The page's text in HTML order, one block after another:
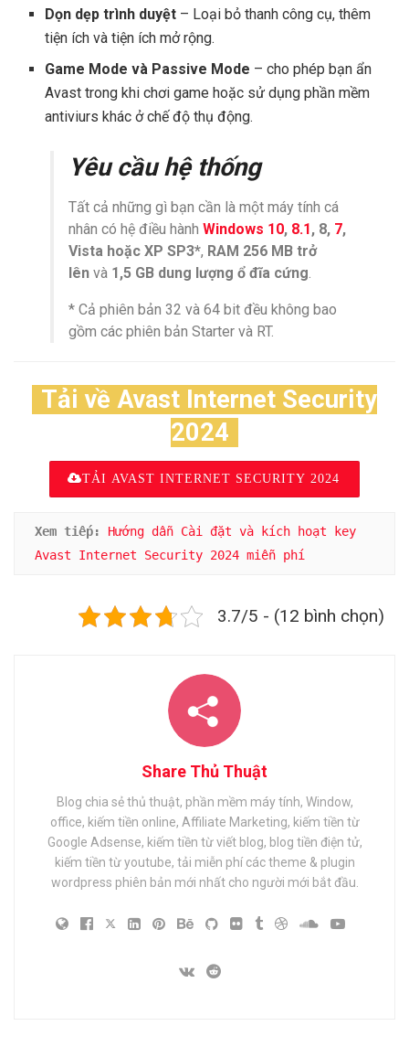
Dọn dẹp trình duyệt – Loại bỏ thanh công cụ, thêm
tiện ích và tiện ích mở rộng.
Game Mode và Passive Mode – cho phép bạn ẩn
Avast trong khi chơi game hoặc sử dụng phần mềm
antiviurs khác ở chế độ thụ động.
Yêu cầu hệ thống
Tất cả những gì bạn cần là một máy tính cá
nhân có hệ điều hành Windows 10, 8.1, 8, 7,
Vista hoặc XP SP3*, RAM 256 MB trở
lên và 1,5 GB dung lượng ổ đĩa cứng.
* Cả phiên bản 32 và 64 bit đều không bao
gồm các phiên bản Starter và RT.
Tải về Avast Internet Security
2024
TẢI AVAST INTERNET SECURITY 2024
Xem tiếp:
Hướng dẫn Cài đặt và kích hoạt key
Avast Internet Security 2024 miễn phí
3.7/5 - (12 bình chọn)
Share Thủ Thuật
Blog chia sẻ thủ thuật, phần mềm máy tính, Window,
office, kiếm tiền online, Affiliate Marketing, kiếm tiền từ
Google Adsense, kiếm tiền từ viết blog, blog tiền điện tử,
kiếm tiền từ youtube, tải miễn phí các theme & plugin
wordpress phiên bản mới nhất cho người mới bắt đầu.